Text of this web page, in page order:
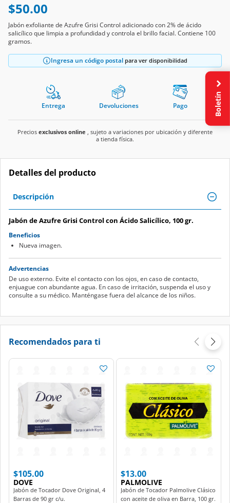
$50.00
Jabón exfoliante de Azufre Grisi Control adicionado con 2% de ácido
salicílico que limpia a profundidad y controla el brillo facial. Contiene 100
gramos.
Ingresa un código postal para ver disponibilidad
Entrega Devoluciones Pago
Precios exclusivos online , sujeto a variaciones por ubicación y diferente
a tienda física.
Detalles del producto
Descripción
Jabón de Azufre Grisi Control con Ácido Salicílico, 100 gr.
Beneficios
Nueva imagen.
Advertencias
De uso externo. Evite el contacto con los ojos, en caso de contacto,
enjuague con abundante agua. En caso de irritación, suspenda el uso y
consulte a su médico. Manténgase fuera del alcance de los niños.
Recomendados para ti
$105.00
DOVE
Jabón de Tocador Dove Original, 4
Barras de 90 gr c/u.
$13.00
PALMOLIVE
Jabón de Tocador Palmolive Clásico
con aceite de oliva en Barra, 100 gr.
Boletín